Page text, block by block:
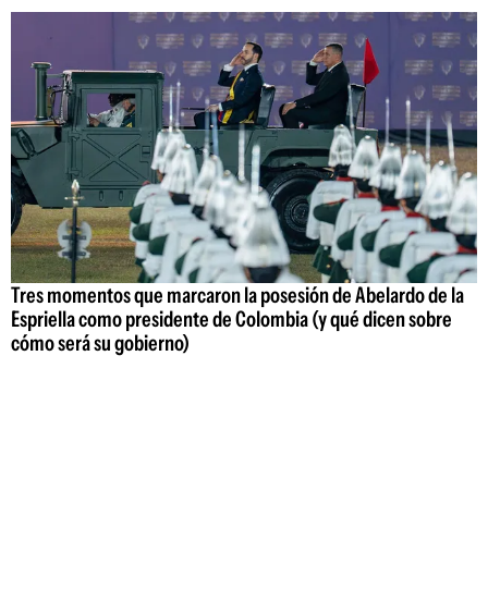
Tres momentos que marcaron la posesión de Abelardo de la
Espriella como presidente de Colombia (y qué dicen sobre
cómo será su gobierno)